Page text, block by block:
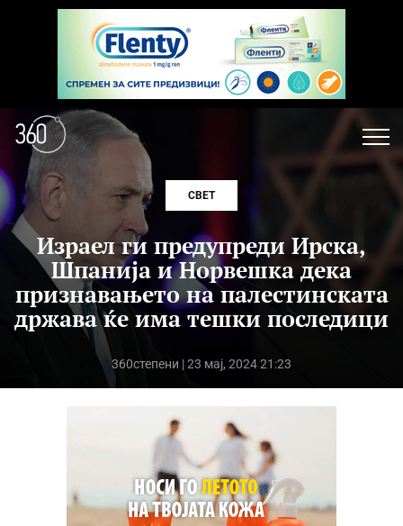
СВЕТ
Израел ги предупреди Ирска,
Шпанија и Норвешка дека
признавањето на палестинската
држава ќе има тешки последици
360степени | 23 мај, 2024 21:23